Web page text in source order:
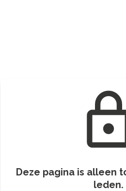
Deze pagina is alleen
leden.